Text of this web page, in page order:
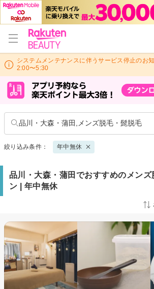
システムメンテナンスに伴うサービス停止のお
2:00〜5:30
品川・大森・蒲田,メンズ脱毛・髭脱毛
絞り込み条件： 年中無休
品川・大森・蒲田でおすすめのメンズ
ン | 年中無休